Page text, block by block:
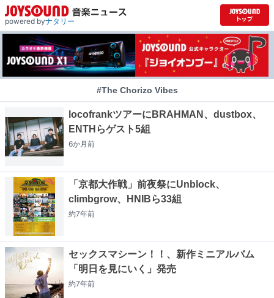
powered byナタリー
#The Chorizo Vibes
locofrankツアーにBRAHMAN、dustbox、
ENTHらゲスト5組
6か月前
「京都大作戦」前夜祭にUnblock、
climbgrow、HNIBら33組
約7年前
セックスマシーン！！、新作ミニアルバム
「明日を見にいく」発売
約7年前